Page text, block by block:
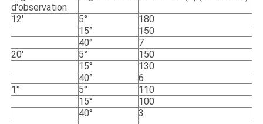
d'observation
12' 5°
180
15°
150
40°
7
20'
5°
150
15°
130
40°
6
1°
5°
110
15°
100
40°
3